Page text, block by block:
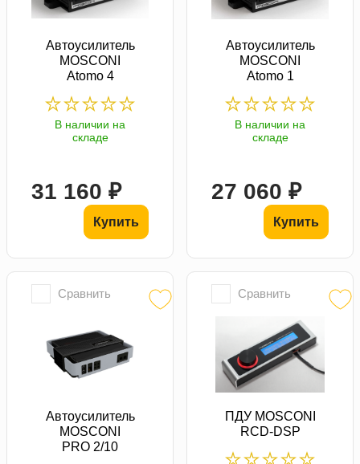
Автоусилитель
MOSCONI
Atomo 4
В наличии на
складе
31 160 ₽
Купить
Автоусилитель
MOSCONI
Atomo 1
В наличии на
складе
27 060 ₽
Купить
Сравнить
Автоусилитель
MOSCONI
PRO 2/10
Сравнить
ПДУ MOSCONI
RCD-DSP